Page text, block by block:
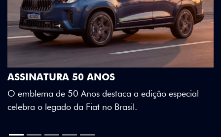
especial
DESIGN QUE SE DESTACA
Teto bicolor, adesivos estilizados e detalhes
Green criam uma identidade visual única.